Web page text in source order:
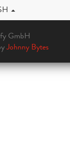
GmbH
Johnny Bytes